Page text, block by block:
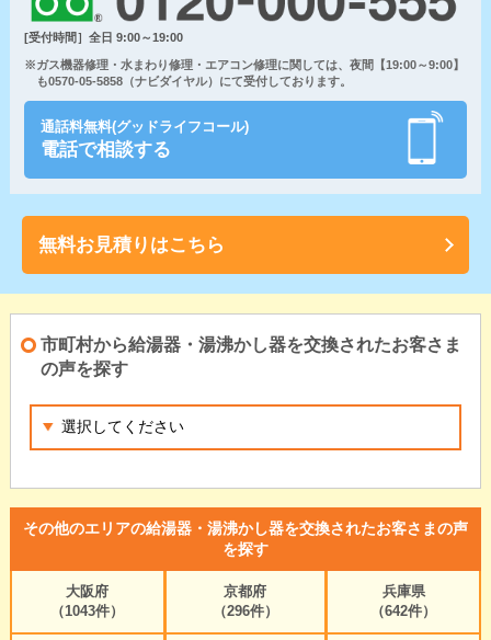
[受付時間］全日 9:00～19:00
※ガス機器修理・水まわり修理・エアコン修理に関しては、夜間【19:00～9:00】
も0570-05-5858（ナビダイヤル）にて受付しております。
通話料無料(グッドライフコール)
電話で相談する
無料お見積りはこちら
市町村から給湯器・湯沸かし器を交換されたお客さま
の声を探す
その他のエリアの給湯器・湯沸かし器を交換されたお客さまの声
を探す
大阪府
（1043件）
京都府
（296件）
兵庫県
（642件）